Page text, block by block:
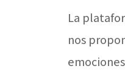
La
nos